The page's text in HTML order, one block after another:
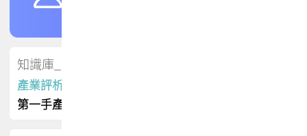
知識庫_會員專屬
產業評析報告
第一手產業資訊